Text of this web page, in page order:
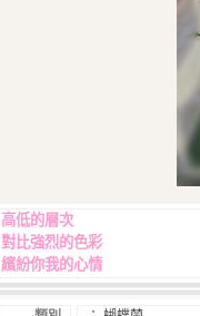
高低的層次
對比強烈的色彩
繽紛你我的心情